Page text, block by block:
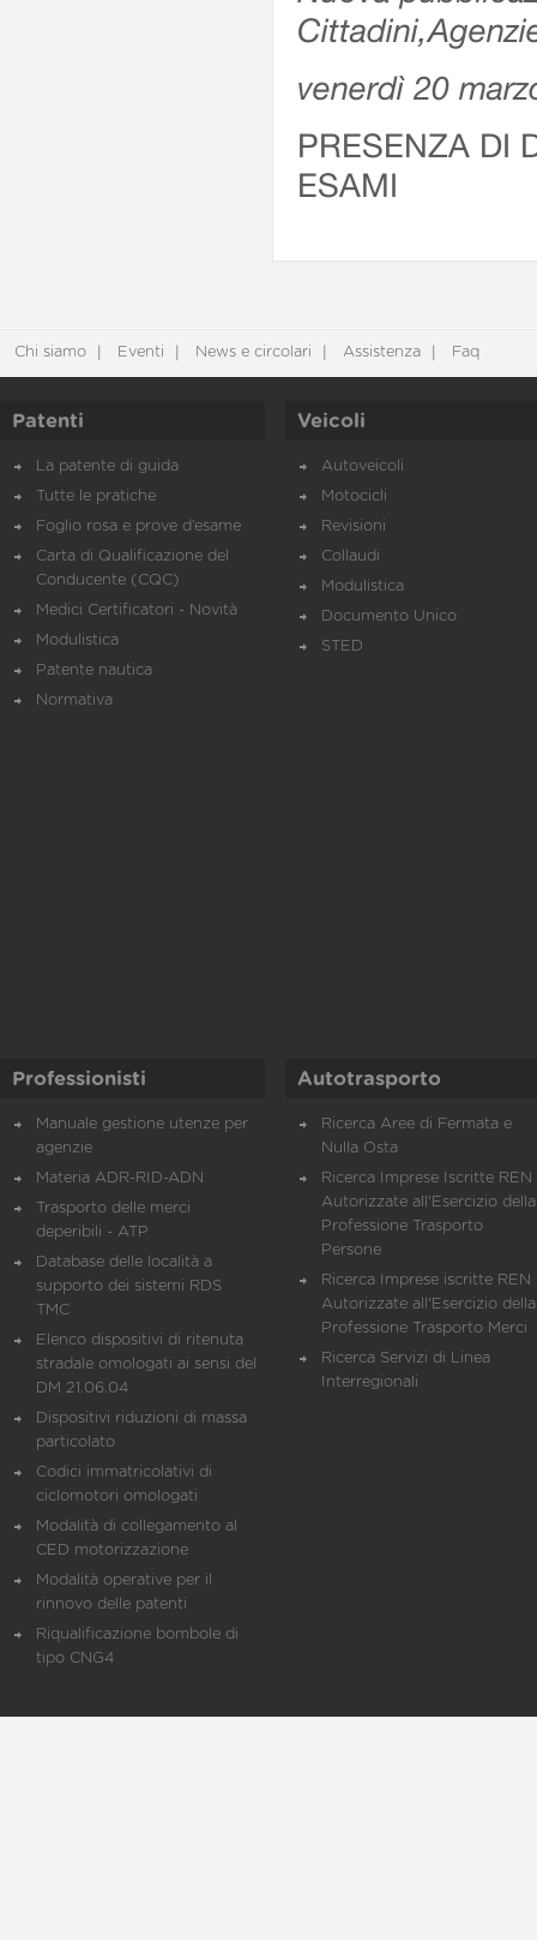
venerdì 20
PRESENZA DI
ESAMI
Chi siamo Eventi News e circolari Assistenza Faq
Patenti
La patente di guida
Tutte le pratiche
Foglio rosa e prove d’esame
Carta di Qualificazione del
Conducente (CQC)
Medici Certificatori - Novità
Modulistica
Patente nautica
Normativa
Veicoli
Autoveicoli
Motocicli
Revisioni
Collaudi
Modulistica
Documento Unico
STED
Professionisti
Manuale gestione utenze per
agenzie
Materia ADR-RID-ADN
Trasporto delle merci
deperibili - ATP
Database delle località a
supporto dei sistemi RDS
TMC
Elenco dispositivi di ritenuta
stradale omologati ai sensi del
DM 21.06.04
Dispositivi riduzioni di massa
particolato
Codici immatricolativi di
ciclomotori omologati
Modalità di collegamento al
CED motorizzazione
Modalità operative per il
rinnovo delle patenti
Riqualificazione bombole di
tipo CNG4
Autotrasporto
Ricerca Aree di Fermata e
Nulla Osta
Ricerca Imprese Iscritte REN
Autorizzate all'Esercizio della
Professione Trasporto
Persone
Ricerca Imprese iscritte REN
Autorizzate all'Esercizio della
Professione Trasporto Merci
Ricerca Servizi di Linea
Interregionali